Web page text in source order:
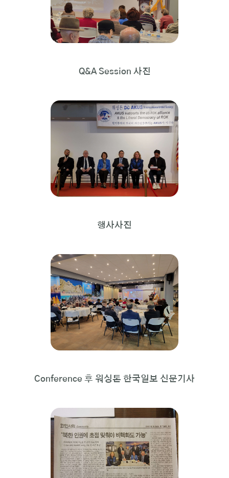
Q&A Session 사진
행사사진
Conference 후 워싱톤 한국일보 신문기사